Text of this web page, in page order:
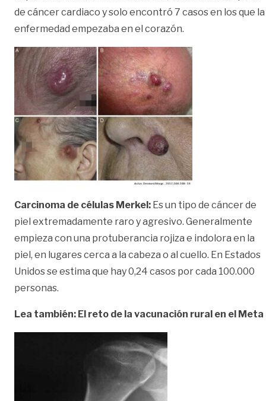
de cáncer cardiaco y solo encontró 7 casos en los que la
enfermedad empezaba en el corazón.
Carcinoma de células Merkel: Es un tipo de cáncer de
piel extremadamente raro y agresivo. Generalmente
empieza con una protuberancia rojiza e indolora en la
piel, en lugares cerca a la cabeza o al cuello. En Estados
Unidos se estima que hay 0,24 casos por cada 100.000
personas.
Lea también: El reto de la vacunación rural en el Meta